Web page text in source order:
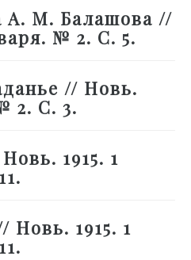
А. М. Балашова //
№ 2. С. 5.
// Новь.
2. С. 3.
1915. 1
Новь. 1915. 1